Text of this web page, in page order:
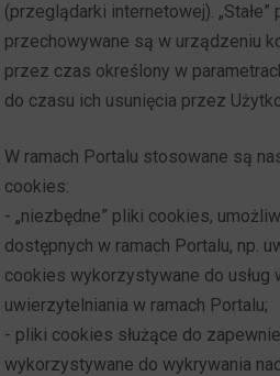
(przeglądarki internetowej).
przechowywane są w urządzeniu
przez czas określony w
do czasu ich usunięcia przez
W ramach Portalu stosowane są
cookies:
- „niezbędne” pliki cookies,
dostępnych w ramach Portalu, np.
cookies wykorzystywane do usług
uwierzytelniania w ramach Portalu;
- pliki cookies służące do
wykorzystywane do wykrywania